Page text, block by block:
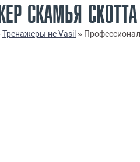
СКАМЬЯ СКОТТА
Тренажеры не Vasil »